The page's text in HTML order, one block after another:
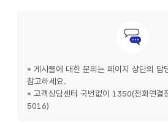
* 게시물에 대한 문의는 페이지 상단의 담
참고하세요.
* 고객상담센터 국번없이 1350(전화연
5016)